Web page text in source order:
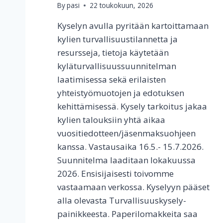
A
A
H
A
I
D
O
I
T
A
I
I
T
L
A
N
Bypasi 22 toukokuun, 2026
Kyselyn avulla pyritään kartoittamaan
kylien turvallisuustilannetta ja
resursseja, tietoja käytetään
kyläturvallisuussuunnitelman
laatimisessa sekä erilaisten
yhteistyömuotojen ja edotuksen
kehittämisessä. Kysely tarkoitus jakaa
kylien talouksiin yhtä aikaa
vuositiedotteen/jäsenmaksuohjeen
kanssa. Vastausaika 16.5.- 15.7.2026.
Suunnitelma laaditaan lokakuussa
2026. Ensisijaisesti toivomme
vastaamaan verkossa. Kyselyyn pääset
alla olevasta Turvallisuuskysely-
painikkeesta. Paperilomakkeita saa